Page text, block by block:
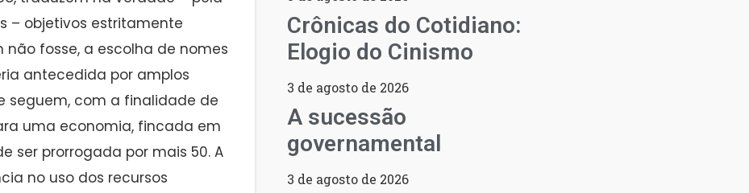
– objetivos estritamente
não fosse, a escolha de nomes
antecedida por amplos
seguem, com a finalidade de
uma economia, fincada em
ser prorrogada por mais 50. A
no uso dos recursos
Crônicas do Cotidiano:
Elogio do Cinismo
3 de agosto de 2026
A sucessão
governamental
3 de agosto de 2026